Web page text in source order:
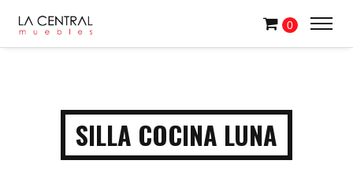
0
SILLA COCINA LUNA